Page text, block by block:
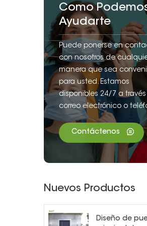
Como
Ayudarte
Puede ponerse en
con nosotros de
manera que sea
para usted. Estamos
disponibles 24/7 a
correo electrónico o
Contáctenos
Nuevos Productos
Diseño de